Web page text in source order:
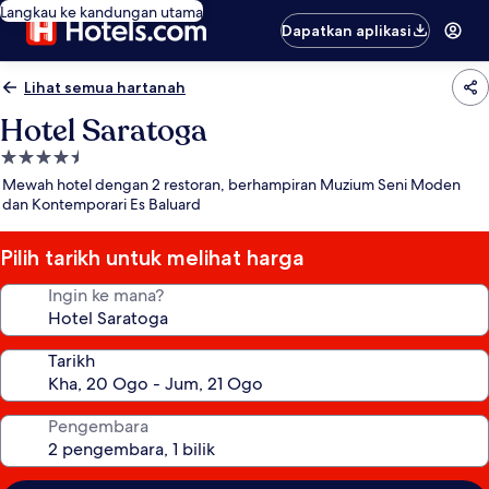
Langkau ke kandungan utama
Dapatkan aplikasi
Lihat semua hartanah
Hotel Saratoga
Hartanah
4.5
bintang
Mewah hotel dengan 2 restoran, berhampiran Muzium Seni Moden
dan Kontemporari Es Baluard
Pilih tarikh untuk melihat harga
Ingin ke mana?
Tarikh
Pengembara